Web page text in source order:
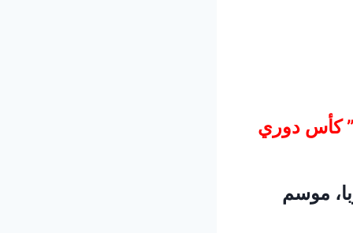
كأس دوري
أوروبا، موسم